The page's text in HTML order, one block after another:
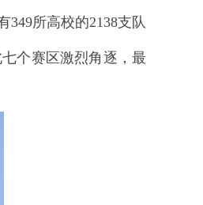
所高校的2138支队
个赛区激烈角逐，最